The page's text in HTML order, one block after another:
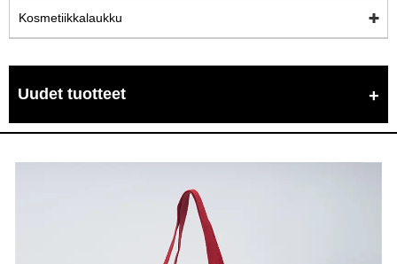
Kosmetiikkalaukku
Uudet tuotteet